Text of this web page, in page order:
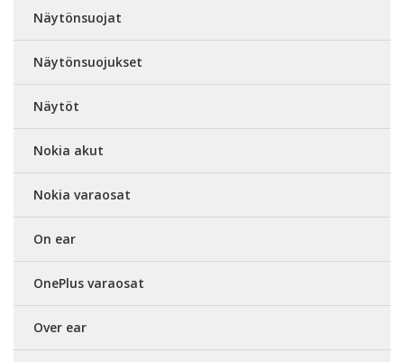
Näytönsuojat
Näytönsuojukset
Näytöt
Nokia akut
Nokia varaosat
On ear
OnePlus varaosat
Over ear